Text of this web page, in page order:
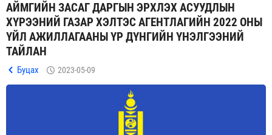
АЙМГИЙН ЗАСАГ ДАРГЫН ЭРХЛЭХ АСУУДЛЫН
ХҮРЭЭНИЙ ГАЗАР ХЭЛТЭС АГЕНТЛАГИЙН 2022 ОНЫ
ҮЙЛ АЖИЛЛАГААНЫ ҮР ДҮНГИЙН ҮНЭЛГЭЭНИЙ
ТАЙЛАН
Буцах 2023-05-09